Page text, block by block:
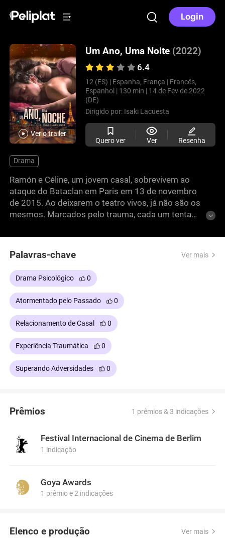
Login
Ver o trailer
Um Ano, Uma Noite (2022)
6.4
12 (ES) | Espanha, França | Francês,
Espanhol | 130 min | 14 de Fev de 2022
(DE)
Dirigido por: Isaki Lacuesta
Quero ver Ver Resenha
Drama
Ramón e Céline, um jovem casal, sobrevivem ao
ataque do Bataclan em Paris em 13 de novembro
de 2015. Ao deixarem o teatro vivos, já não são os
mesmos. Marcados pelo trauma, cada um tenta
medos e a busca por cura após aquela noite
devastadora.
Palavras-chave Ver mais
Drama Psicológico 0
Atormentado pelo Passado 0
Relacionamento de Casal 0
Experiência Traumática 0
Superando Adversidades 0
Prêmios 1 prêmios & 3 indicações
Festival Internacional de Cinema de Berlim
1 indicação
Goya Awards
1 prêmio e 2 indicações
Elenco e produção Ver mais